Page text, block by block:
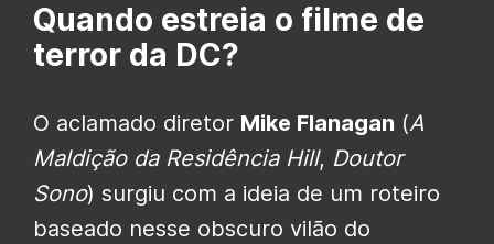
Quando estreia o filme de
terror da DC?
O aclamado diretor Mike Flanagan (A
Maldição da Residência Hill, Doutor
Sono) surgiu com a ideia de um roteiro
baseado nesse obscuro vilão do